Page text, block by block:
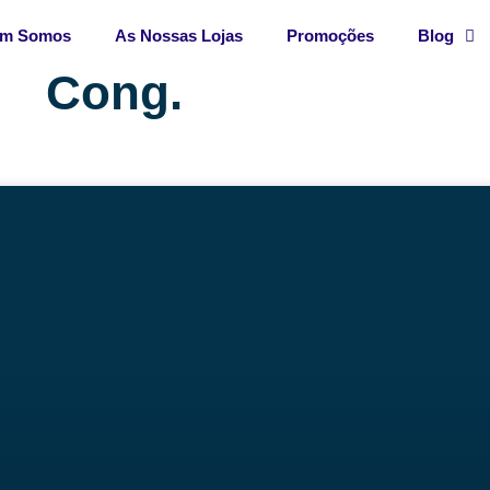
Somos As Nossas Lojas Promoções Blog
Cong.